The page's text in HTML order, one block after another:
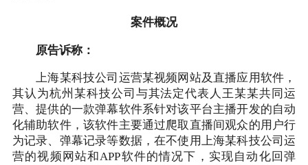
案件概况
原告诉称：
上海某科技公司运营某视频网站及直播应用软件，
其认为杭州某科技公司与其法定代表人王某某共同运
营、提供的一款弹幕软件系针对该平台主播开发的自动
化辅助软件，该软件主要通过爬取直播间观众的用户行
为记录、弹幕记录等数据，在不使用上海某科技公司运
营的视频网站和APP软件的情况下，实现自动化回弹